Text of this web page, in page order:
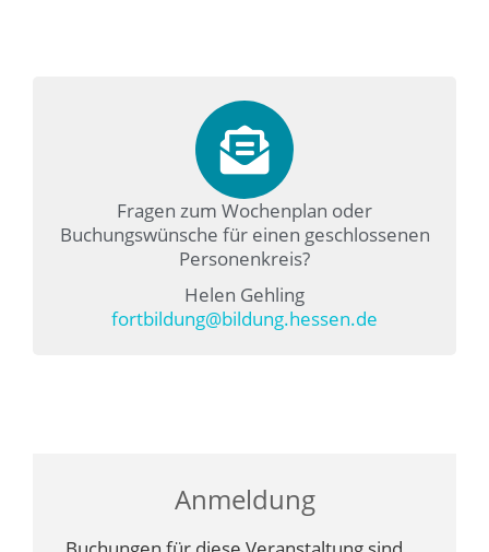
Fragen zum Wochenplan oder
Buchungswünsche für einen geschlossenen
Personenkreis?
Helen Gehling
fortbildung@bildung.hessen.de
Anmeldung